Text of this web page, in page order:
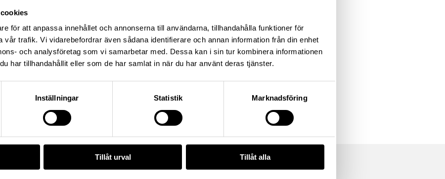
för att anpassa innehållet och annonserna till användarna, tillhandahålla funktioner för
vår trafik. Vi vidarebefordrar även sådana identifierare och annan information från din enhet
och analysföretag som vi samarbetar med. Dessa kan i sin tur kombinera informationen
har tillhandahållit eller som de har samlat in när du har använt deras tjänster.
Inställningar Statistik Marknadsföring
Tillåt urval Tillåt alla
B0A2-4C5D-A8C3-
enligt licensen CC0.